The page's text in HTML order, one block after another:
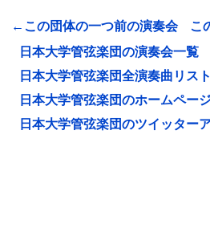
←この団体の一つ前の演奏会
こ
日本大学管弦楽団の演奏会一覧
日本大学管弦楽団全演奏曲リスト
日本大学管弦楽団のホームペー
日本大学管弦楽団のツイッター